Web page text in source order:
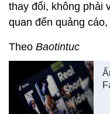
thay đổi, không phải
quan đến quảng
Theo Baotintuc